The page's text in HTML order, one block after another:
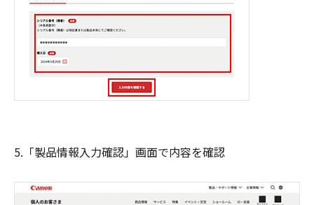
5.「製品情報入力確認」画面で内容を確認